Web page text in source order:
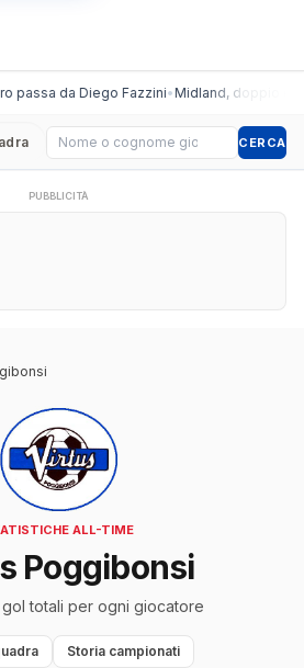
passa da Diego Fazzini•Midland, doppio
Cerca giocatore CERCA
PUBBLICITÀ
ALL-TIME
Poggibonsi
totali per ogni giocatore
Storia campionati